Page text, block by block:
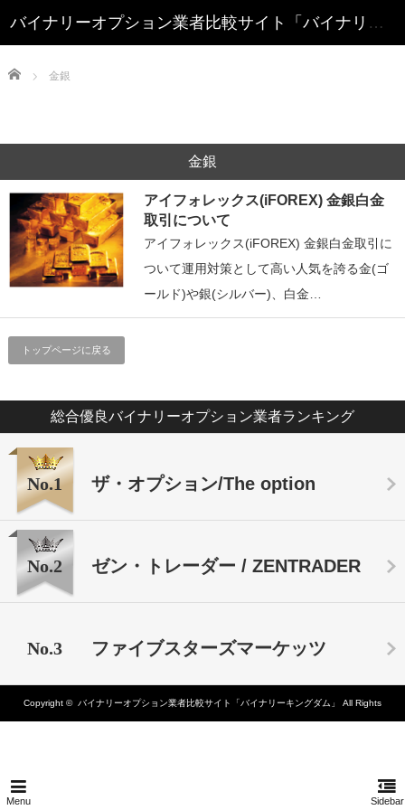
Menu Sidebar
Home 金銀
金銀
アイフォレックス(iFOREX) 金銀白金
取引について
アイフォレックス(iFOREX) 金銀白金取引に
ついて運用対策として高い人気を誇る金(ゴ
ールド)や銀(シルバー)、白金…
トップページに戻る
総合優良バイナリーオプション業者ランキング
No.1 ザ・オプション/The option
No.2 ゼン・トレーダー / ZENTRADER
No.3 ファイブスターズマーケッツ
Copyright © バイナリーオプション業者比較サイト「バイナリーキングダム」 All Rights